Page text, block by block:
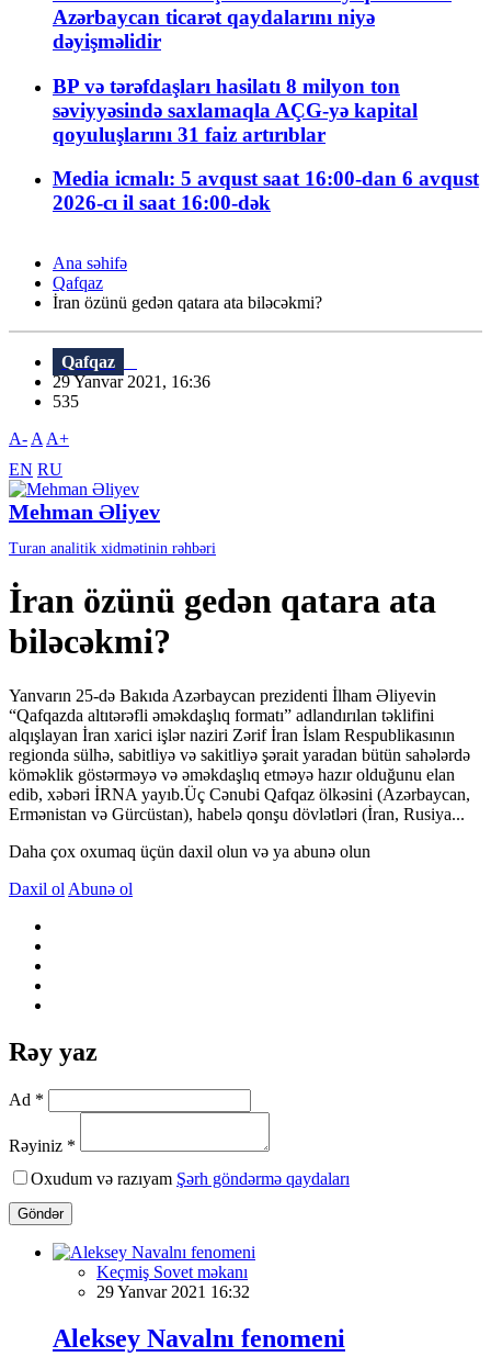
Azərbaycan ticarət qaydalarını niyə
dəyişməlidir
BP və tərəfdaşları hasilatı 8 milyon ton
səviyyəsində saxlamaqla AÇG-yə kapital
qoyuluşlarını 31 faiz artırıblar
Media icmalı: 5 avqust saat 16:00-dan 6 avqust
2026-cı il saat 16:00-dək
Ana səhifə
Qafqaz
İran özünü gedən qatara ata biləcəkmi?
Qafqaz
29 Yanvar 2021, 16:36
535
A- A A+
EN RU
Mehman Əliyev
Turan analitik xidmətinin rəhbəri
İran özünü gedən qatara ata
biləcəkmi?
Yanvarın 25-də Bakıda Azərbaycan prezidenti İlham Əliyevin
“Qafqazda altıtərəfli əməkdaşlıq formatı” adlandırılan təklifini
alqışlayan İran xarici işlər naziri Zərif İran İslam Respublikasının
regionda sülhə, sabitliyə və sakitliyə şərait yaradan bütün sahələrdə
köməklik göstərməyə və əməkdaşlıq etməyə hazır olduğunu elan
edib, xəbəri İRNA yayıb.Üç Cənubi Qafqaz ölkəsini (Azərbaycan,
Ermənistan və Gürcüstan), habelə qonşu dövlətləri (İran, Rusiya...
Daha çox oxumaq üçün daxil olun və ya abunə olun
Daxil ol Abunə ol
Rəy yaz
Ad *
Rəyiniz *
Oxudum və razıyam Şərh göndərmə qaydaları
Göndər
Keçmiş Sovet məkanı
29 Yanvar 2021 16:32
Aleksey Navalnı fenomeni